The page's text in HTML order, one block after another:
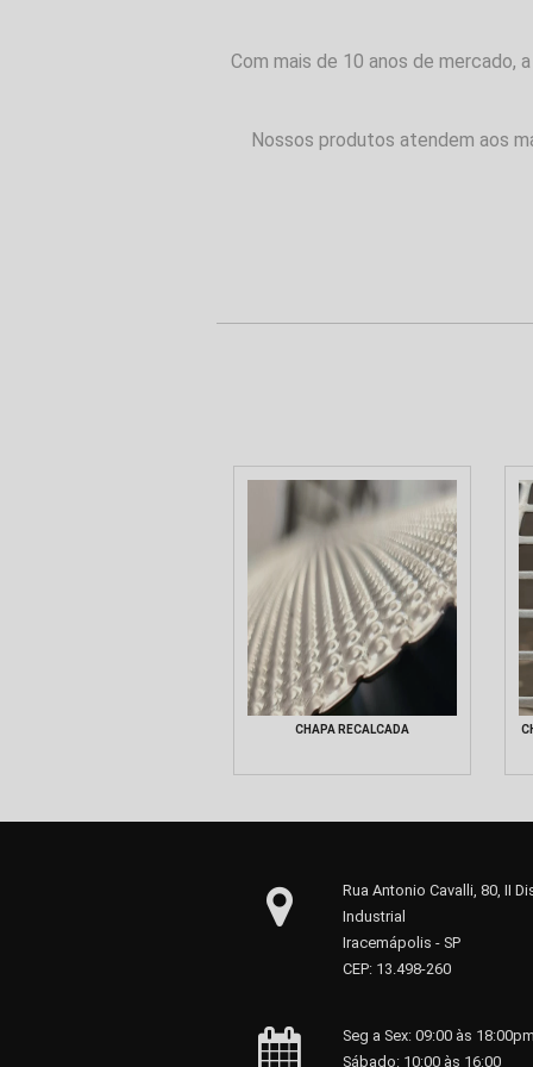
Com mais de 10 anos de mercado,
Nossos produtos atendem aos
CHAPA RECALCADA
Rua Antonio Cavalli, 80, II
Industrial
Iracemápolis - SP
CEP: 13.498-260
Seg a Sex: 09:00 às 18:00pm
Sábado: 10:00 às 16:00